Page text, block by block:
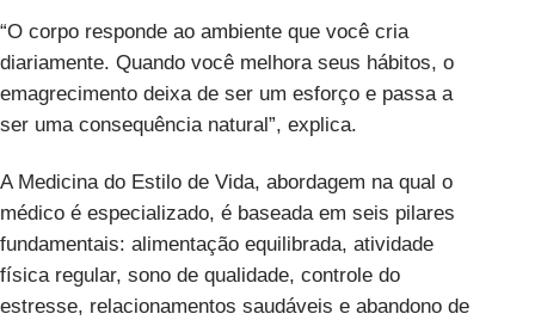
“O corpo responde ao ambiente que você cria
diariamente. Quando você melhora seus hábitos, o
emagrecimento deixa de ser um esforço e passa a
ser uma consequência natural”, explica.
A Medicina do Estilo de Vida, abordagem na qual o
médico é especializado, é baseada em seis pilares
fundamentais: alimentação equilibrada, atividade
física regular, sono de qualidade, controle do
estresse, relacionamentos saudáveis e abandono de